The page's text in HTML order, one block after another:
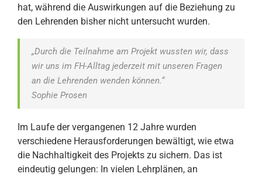
hat, während die Auswirkungen auf die Beziehung zu
den Lehrenden bisher nicht untersucht wurden.
„Durch die Teilnahme am Projekt wussten wir, dass
wir uns im FH-Alltag jederzeit mit unseren Fragen
an die Lehrenden wenden können.“
Sophie Prosen
Im Laufe der vergangenen 12 Jahre wurden
verschiedene Herausforderungen bewältigt, wie etwa
die Nachhaltigkeit des Projekts zu sichern. Das ist
eindeutig gelungen: In vielen Lehrplänen, an